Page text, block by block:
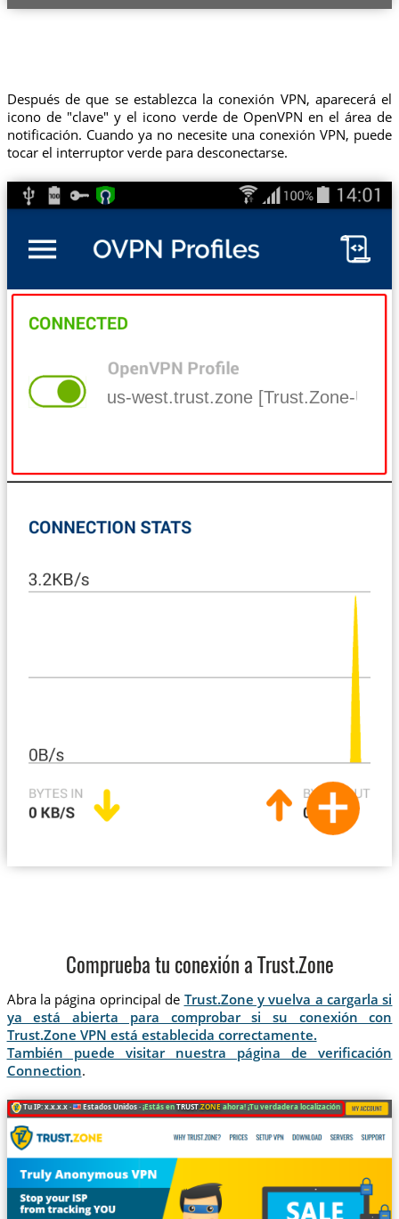
Después de que se establezca la conexión VPN, aparecerá el
icono de "clave" y el icono verde de OpenVPN en el área de
notificación. Cuando ya no necesite una conexión VPN, puede
tocar el interruptor verde para desconectarse.
us-west.trust.zone [Trust.Zone-
Comprueba tu conexión a Trust.Zone
Abra la página oprincipal de Trust.Zone y vuelva a cargarla si
ya está abierta para comprobar si su conexión con
Trust.Zone VPN está establecida correctamente.
También puede visitar nuestra página de verificación
Connection.
Tu IP: x.x.x.x · Estados Unidos ·¡Estás enTRUST.ZONEahora! ¡Tu verdadera localización está oculta!